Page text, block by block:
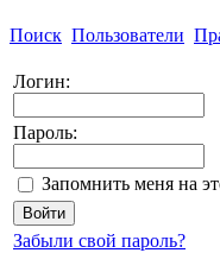
Поиск Пользователи
Логин:
Пароль:
Запомнить меня на
Забыли свой пароль?